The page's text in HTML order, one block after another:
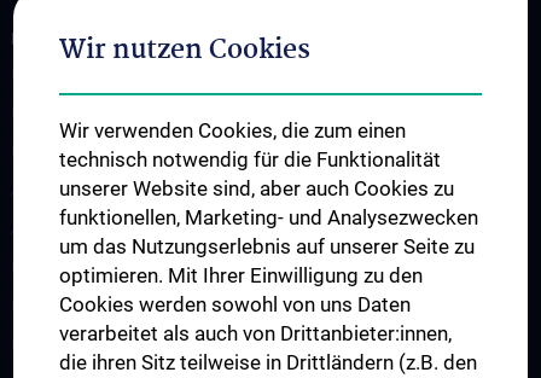
RESEARCH
Memory disorders and dementia
Arbeitsgruppe Epilepsie
Arbeitsgruppe für Idiopathische intrakranielle Hypertension (IIH)
Neurogenetics
Research Group „Neuroinflammatory Diseases”
Neuromuscular Diseases Research Group
Wir nutzen Cookies
Wir verwenden Cookies, die zum einen
technisch notwendig für die Funktionalität
unserer Website sind, aber auch Cookies zu
funktionellen, Marketing- und Analysezwecken
um das Nutzungserlebnis auf unserer Seite zu
optimieren. Mit Ihrer Einwilligung zu den
Cookies werden sowohl von uns Daten
verarbeitet als auch von Drittanbieter:innen,
die ihren Sitz teilweise in Drittländern (z.B. den